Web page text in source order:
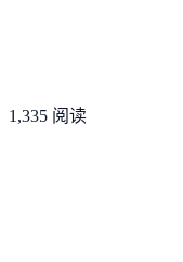
1,335 阅读